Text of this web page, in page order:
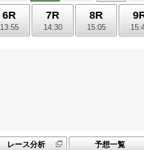
6R
13:55
7R
14:30
8R
15:05
レース分析 予想一覧